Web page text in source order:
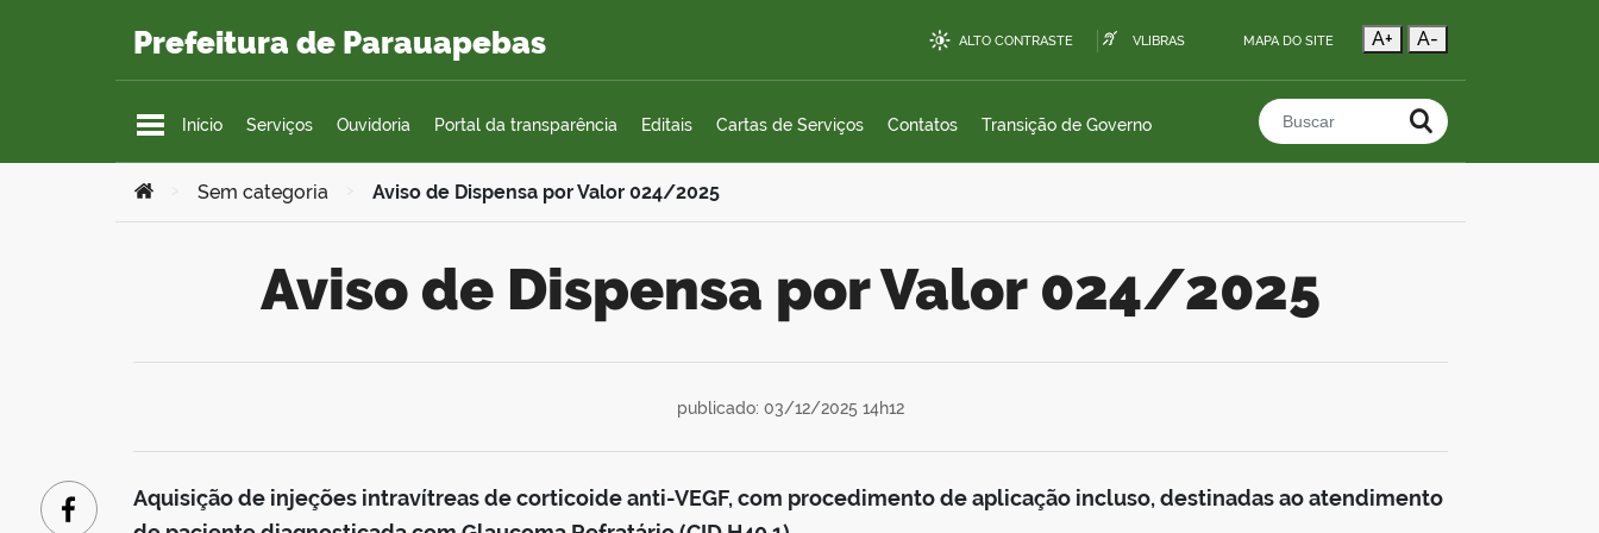
Prefeitura de Parauapebas ALTO CONTRASTE VLIBRAS MAPA DO SITE A+ A-
Início Serviços Ouvidoria Portal da transparência Editais Cartas de Serviços Contatos Transição de Governo Buscar no portal
Você está aqui:
Sem categoria Aviso de Dispensa por Valor 024/2025
Aviso de Dispensa por Valor 024/2025
publicado: 03/12/2025 14h12
Aquisição de injeções intravítreas de corticoide anti-VEGF, com procedimento de aplicação incluso, destinadas ao atendimento
Facebook